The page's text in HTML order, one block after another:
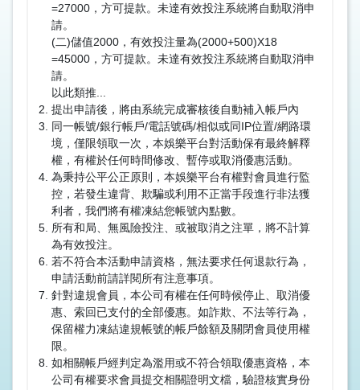
=27000，方可提款。未達有效投注系統將自動取消申
請。
(二)儲值2000，有效投注量為(2000+500)X18
=45000，方可提款。未達有效投注系統將自動取消申
請。
以此類推...
提出申請後，將由系統完成審核後自動補入帳戶內
同一帳號/銀行帳戶/電話號碼/相似或同IP位置/網路環
境，僅限領取一次，本娛樂平台對活動保有最終解釋
權，有權於任何時間修改、暫停或取消優惠活動。
為秉持公平公正原則，本娛樂平台有權對會員進行監
控，若發生違背、欺騙或利用不正當手段進行非法獲
利者，我們將有權凍結您帳號內點數。
所有和局、無風險投注、或被取消之注單，將不計算
為有效投注。
若不符合本活動申請資格，無法要求任何退款行為，
申請活動前請詳閱所有注意事項。
針對違規會員，本公司有權在任何時候停止、取消優
惠、索回已支付的全部優惠。如詐欺、不法等行為，
保留權力凍結違規帳號的帳戶餘額及關閉會員使用權
限。
如相關帳戶經判定為濫用或不符合領取優惠資格，本
公司有權要求會員提交相關證明文檔，驗證核實身份